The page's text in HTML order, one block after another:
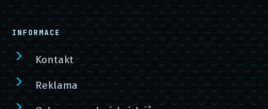
INFORMACE
Kontakt
Reklama